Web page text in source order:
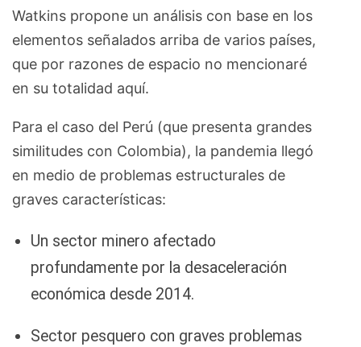
Watkins propone un análisis con base en los
elementos señalados arriba de varios países,
que por razones de espacio no mencionaré
en su totalidad aquí.
Para el caso del Perú (que presenta grandes
similitudes con Colombia), la pandemia llegó
en medio de problemas estructurales de
graves características:
Un sector minero afectado
profundamente por la desaceleración
económica desde 2014.
Sector pesquero con graves problemas